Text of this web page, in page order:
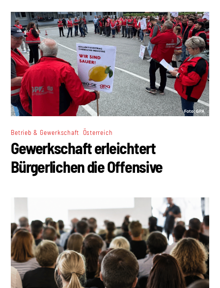
Betrieb & Gewerkschaft Österreich
Gewerkschaft erleichtert
Bürgerlichen die Offensive